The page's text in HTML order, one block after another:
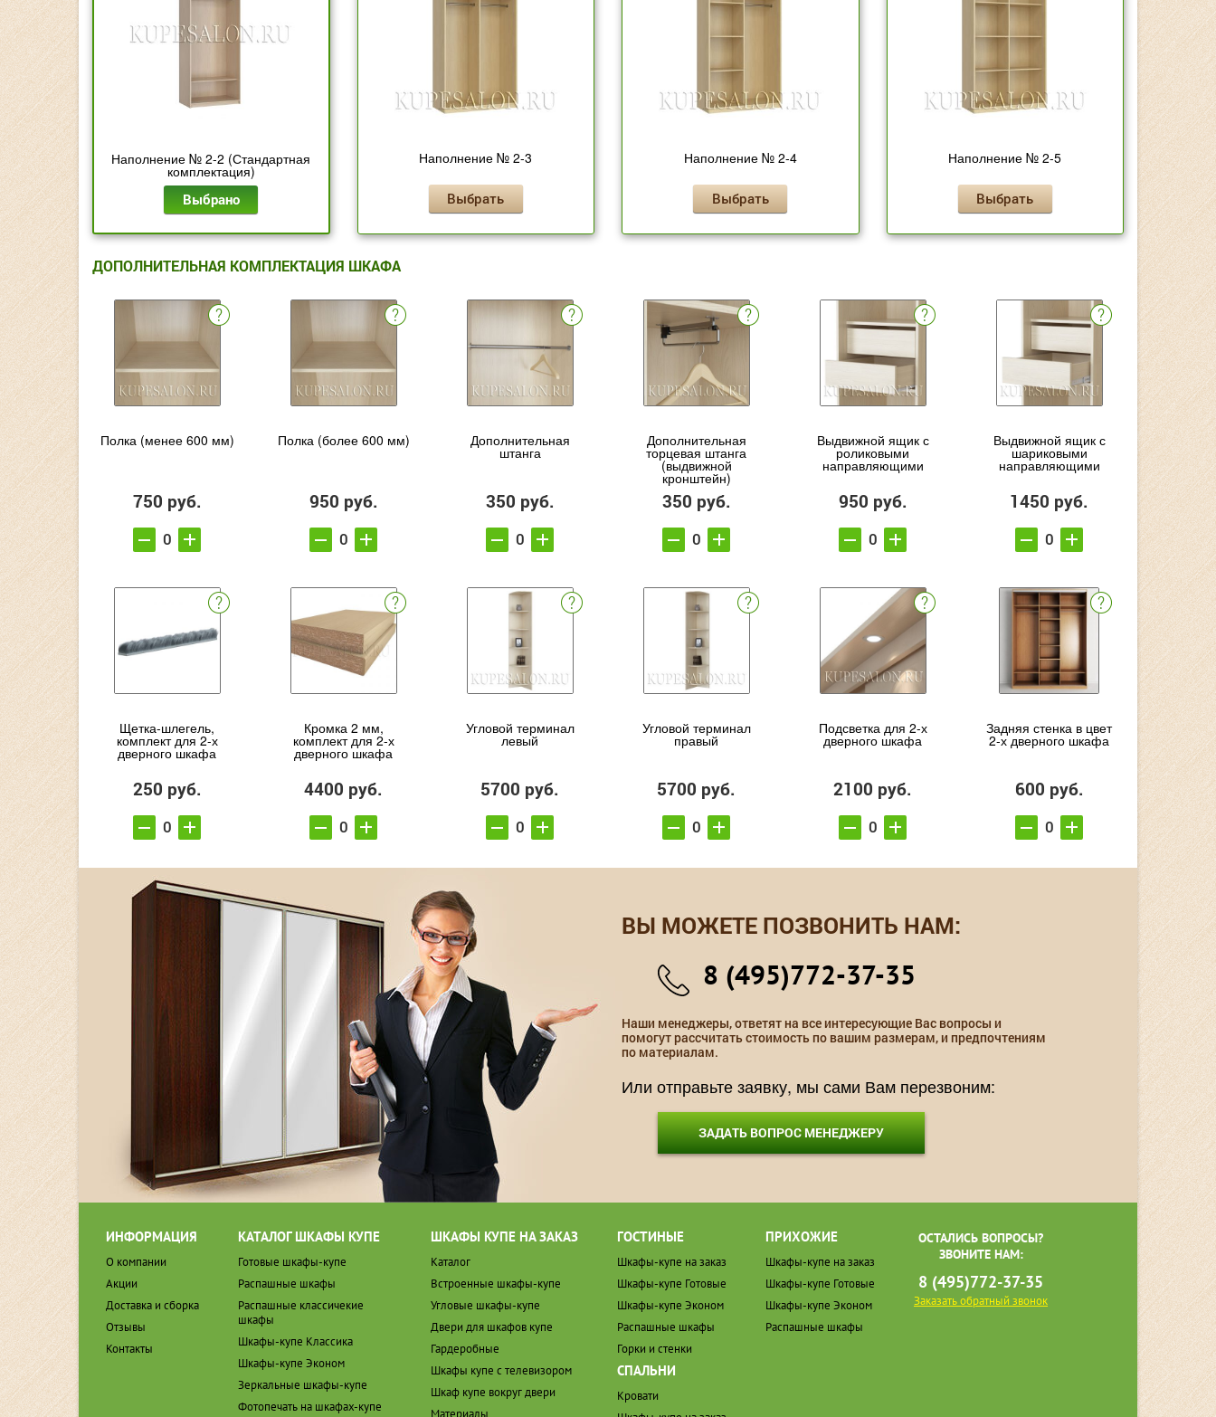
Наполнение № 2-2 (Стандартная
комплектация)
Выбрано
Наполнение № 2-3
Выбрать
Наполнение № 2-4
Выбрать
Наполнение № 2-5
Выбрать
ДОПОЛНИТЕЛЬНАЯ КОМПЛЕКТАЦИЯ ШКАФА
Полка (менее 600 мм)
750 руб.
Полка (более 600 мм)
950 руб.
Дополнительная
штанга
350 руб.
Дополнительная
торцевая штанга
(выдвижной
кронштейн)
350 руб.
Выдвижной ящик с
роликовыми
направляющими
950 руб.
Выдвижной ящик с
шариковыми
направляющими
1450 руб.
Щетка-шлегель,
комплект для 2-х
дверного шкафа
250 руб.
Кромка 2 мм,
комплект для 2-х
дверного шкафа
4400 руб.
Угловой терминал
левый
5700 руб.
Угловой терминал
правый
5700 руб.
Подсветка для 2-х
дверного шкафа
2100 руб.
Задняя стенка в цвет
2-х дверного шкафа
600 руб.
ВЫ МОЖЕТЕ ПОЗВОНИТЬ НАМ:
8 (495)772-37-35
Наши менеджеры, ответят на все интересующие Вас вопросы и
помогут рассчитать стоимость по вашим размерам, и предпочтениям
по материалам.
Или отправьте заявку, мы сами Вам перезвоним:
ЗАДАТЬ ВОПРОС МЕНЕДЖЕРУ
ИНФОРМАЦИЯ
О компании
Акции
Доставка и сборка
Отзывы
Контакты
КАТАЛОГ ШКАФЫ КУПЕ
Готовые шкафы-купе
Распашные шкафы
Распашные классичекие
шкафы
Шкафы-купе Классика
Шкафы-купе Эконом
Зеркальные шкафы-купе
Фотопечать на шкафах-купе
ШКАФЫ КУПЕ НА ЗАКАЗ
Каталог
Встроенные шкафы-купе
Угловые шкафы-купе
Двери для шкафов купе
Гардеробные
Шкафы купе с телевизором
Шкаф купе вокруг двери
Материалы
ГОСТИНЫЕ
Шкафы-купе на заказ
Шкафы-купе Готовые
Шкафы-купе Эконом
Распашные шкафы
Горки и стенки
СПАЛЬНИ
Кровати
ПРИХОЖИЕ
Шкафы-купе на заказ
Шкафы-купе Готовые
Шкафы-купе Эконом
Распашные шкафы
ОСТАЛИСЬ ВОПРОСЫ?
ЗВОНИТЕ НАМ:
8 (495)772-37-35
Заказать обратный звонок